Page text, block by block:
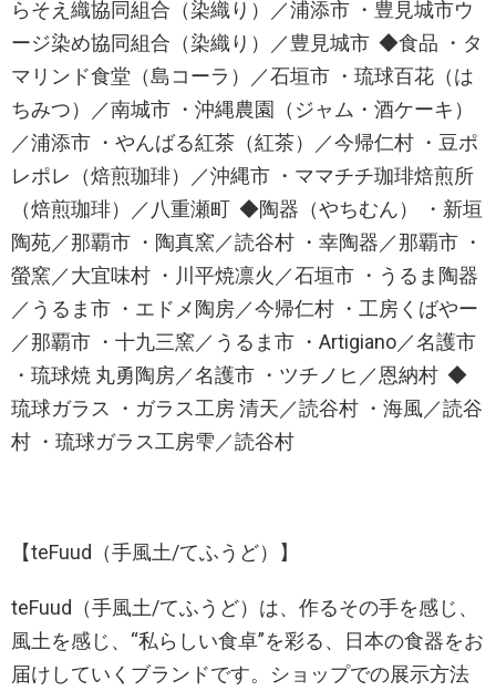
らそえ織協同組合（染織り）／浦添市 ・豊見城市ウ
ージ染め協同組合（染織り）／豊見城市 ◆食品 ・タ
マリンド食堂（島コーラ）／石垣市 ・琉球百花（は
ちみつ）／南城市 ・沖縄農園（ジャム・酒ケーキ）
／浦添市 ・やんばる紅茶（紅茶）／今帰仁村 ・豆ポ
レポレ（焙煎珈琲）／沖縄市 ・ママチチ珈琲焙煎所
（焙煎珈琲）／八重瀬町 ◆陶器（やちむん） ・新垣
陶苑／那覇市 ・陶真窯／読谷村 ・幸陶器／那覇市 ・
螢窯／大宜味村 ・川平焼凛火／石垣市 ・うるま陶器
／うるま市 ・エドメ陶房／今帰仁村 ・工房くばやー
／那覇市 ・十九三窯／うるま市 ・Artigiano／名護市
・琉球焼 丸勇陶房／名護市 ・ツチノヒ／恩納村 ◆
琉球ガラス ・ガラス工房 清天／読谷村 ・海風／読谷
村 ・琉球ガラス工房雫／読谷村
【teFuud（手風土/てふうど）】
teFuud（手風土/てふうど）は、作るその手を感じ、
風土を感じ、“私らしい食卓”を彩る、日本の食器をお
届けしていくブランドです。ショップでの展示方法